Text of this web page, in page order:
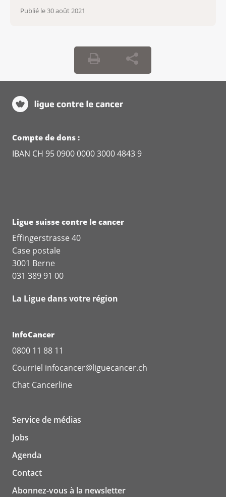
Publié le30 août 2021
Compte de dons :
IBAN CH 95 0900 0000 3000 4843 9
Ligue suisse contre le cancer
Effingerstrasse 40
Case postale
3001 Berne
031 389 91 00
La Ligue dans votre région
InfoCancer
0800 11 88 11
Courriel infocancer@liguecancer.ch
Chat Cancerline
Service de médias
Jobs
Agenda
Contact
Abonnez-vous à la newsletter